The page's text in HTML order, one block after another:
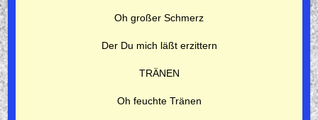
Oh großer Schmerz
Der Du mich läßt erzittern
TRÄNEN
Oh feuchte Tränen